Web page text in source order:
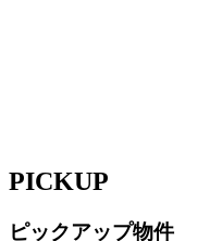
PICKUP
ピックアップ物件